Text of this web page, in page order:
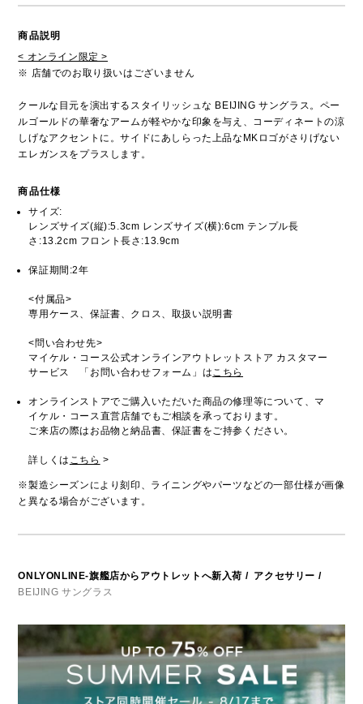
商品説明
< オンライン限定 >
※ 店舗でのお取り扱いはございません
クールな目元を演出するスタイリッシュな BEIJING サングラス。ペー
ルゴールドの華奢なアームが軽やかな印象を与え、コーディネートの涼
しげなアクセントに。サイドにあしらった上品なMKロゴがさりげない
エレガンスをプラスします。
商品仕様
サイズ:
レンズサイズ(縦):5.3cm レンズサイズ(横):6cm テンプル長
さ:13.2cm フロント長さ:13.9cm
保証期間:2年
<付属品>
専用ケース、保証書、クロス、取扱い説明書
<問い合わせ先>
マイケル・コース公式オンラインアウトレットストア カスタマー
サービス 「お問い合わせフォーム」はこちら
オンラインストアでご購入いただいた商品の修理等について、マ
イケル・コース直営店舗でもご相談を承っております。
ご来店の際はお品物と納品書、保証書をご持参ください。
詳しくは こちら >
※製造シーズンにより刻印、ライニングやパーツなどの一部仕様が画像
と異なる場合がございます。
ONLYONLINE-旗艦店からアウトレットへ新入荷 / アクセサリー /
BEIJING サングラス